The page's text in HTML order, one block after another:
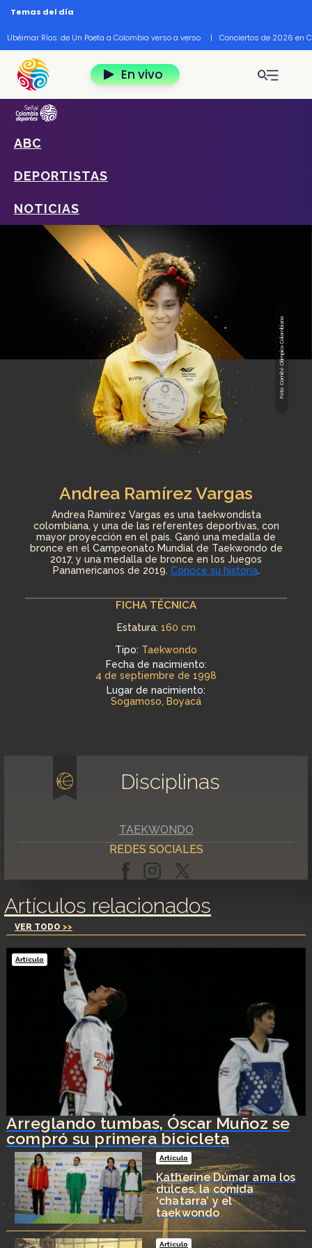
Pasar al contenido principal
Temas del día
Ubéimar Ríos: de Un Poeta a Colombia verso a verso | Conciertos de 2026 en
En vivo
ABC
DEPORTISTAS
NOTICIAS
Home
Foto: Comité Olímpico Colombiano
Andrea Ramírez Vargas
Andrea Ramírez Vargas es una taekwondista
colombiana, y una de las referentes deportivas, con
mayor proyección en el país. Ganó una medalla de
bronce en el Campeonato Mundial de Taekwondo de
2017, y una medalla de bronce en los Juegos
Panamericanos de 2019. Conoce su historia.
FICHA TÉCNICA
Estatura: 160 cm
Tipo: Taekwondo
Fecha de nacimiento:
4 de septiembre de 1998
Lugar de nacimiento:
Sogamoso, Boyacá
Disciplinas
TAEKWONDO
REDES SOCIALES
Artículos relacionados
VER TODO >>
Arreglando tumbas, Óscar Muñoz se
compró su primera bicicleta
Artículo
Katherine Dúmar ama los
dulces, la comida
‘chatarra’ y el
taekwondo
Artículo
Artículo